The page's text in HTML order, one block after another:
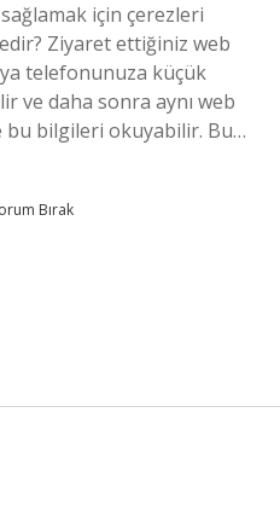
için çerezleri
Ziyaret ettiğiniz web
telefonunuza küçük
ve daha sonra aynı web
bilgileri okuyabilir. Bu…
Bırak